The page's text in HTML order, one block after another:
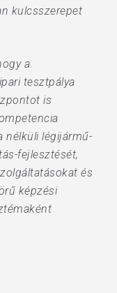
kulcsszerepet
a
tesztpálya
is
nélküli légijármű-
fejlesztését,
és
képzési